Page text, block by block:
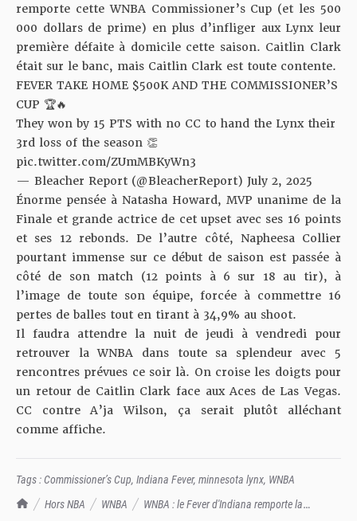
TrashTalk Actu NBA
Hors NBA WNBA
WNBA : le Fever d'Indiana remporte la
remporte cette WNBA Commissioner’s Cup (et les 500
000 dollars de prime) en plus d’infliger aux Lynx leur
première défaite à domicile cette saison. Caitlin Clark
était sur le banc, mais Caitlin Clark est toute contente.
FEVER TAKE HOME $500K AND THE COMMISSIONER’S
CUP 🏆🔥
They won by 15 PTS with no CC to hand the Lynx their
3rd loss of the season 👏
pic.twitter.com/ZUmMBKyWn3
— Bleacher Report (@BleacherReport) July 2, 2025
Énorme pensée à Natasha Howard, MVP unanime de la
Finale et grande actrice de cet upset avec ses 16 points
et ses 12 rebonds. De l’autre côté, Napheesa Collier
pourtant immense sur ce début de saison est passée à
côté de son match (12 points à 6 sur 18 au tir), à
l’image de toute son équipe, forcée à commettre 16
pertes de balles tout en tirant à 34,9% au shoot.
Il faudra attendre la nuit de jeudi à vendredi pour
retrouver la WNBA dans toute sa splendeur avec 5
rencontres prévues ce soir là. On croise les doigts pour
un retour de Caitlin Clark face aux Aces de Las Vegas.
CC contre A’ja Wilson, ça serait plutôt alléchant
comme affiche.
Tags :Commissioner’s Cup, Indiana Fever, minnesota lynx, WNBA